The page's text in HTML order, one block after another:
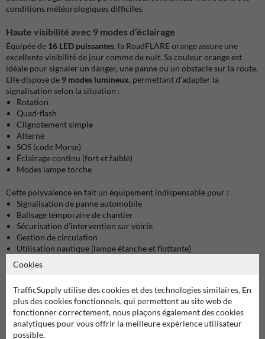
conditions météorologiques difficiles.
Haute visibilité avec 9 modes d’éclairage
Équipée de 16 LED puissantes, la RoadFLARE orange assure une
excellente visibilité de jour comme de nuit. Sa couleur orange est
idéale pour signaler un danger, une panne ou un obstacle sur la route.
Elle dispose de 9 modes lumineux, permettant d’adapter la
signalisation selon la situation :
Rotation
Quad-flash
Clignotement simple
Alterné
SOS (code Morse)
Éclairage continu (fort et faible)
Modes lampe torche
Cette polyvalence en fait un équipement indispensable pour :
Signalisation de panne automobile
Balisage temporaire de chantier
Sécurisation d’intervention sur voirie
Gestion de circulation
Utilisation nautique (lampe étanche et flottante)
Conception robuste et adaptée aux conditions extrêmes
Fabriquée en matériaux résistants, la lampe LED RoadFLARE est :
100 % étanche
Résistante aux chocs
Adaptée aux environnements exigeants
Conçue pour un usage intensif
Cookies
TrafficSupply utilise des cookies et des technologies similaires. En
plus des cookies fonctionnels, qui permettent au site web de
fonctionner correctement, nous plaçons également des cookies
analytiques pour vous offrir la meilleure expérience utilisateur
possible.